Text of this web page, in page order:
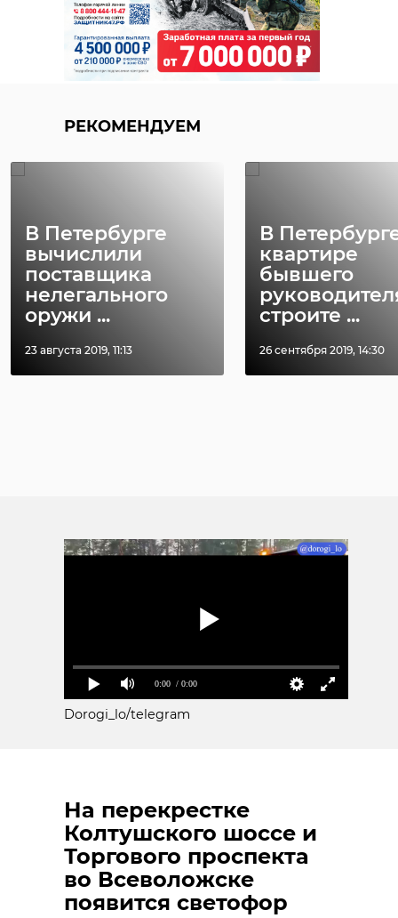
РЕКОМЕНДУЕМ
В Петербурге
вычислили
поставщика
нелегального
оружи ...
23 августа 2019, 11:13
В
квартире
бывшего
строите ...
26 сентября 2019, 14:30
0:00 / 0:00
Dorogi_lo/telegram
На перекрестке
Колтушского шоссе и
Торгового проспекта
во Всеволожске
появится светофор